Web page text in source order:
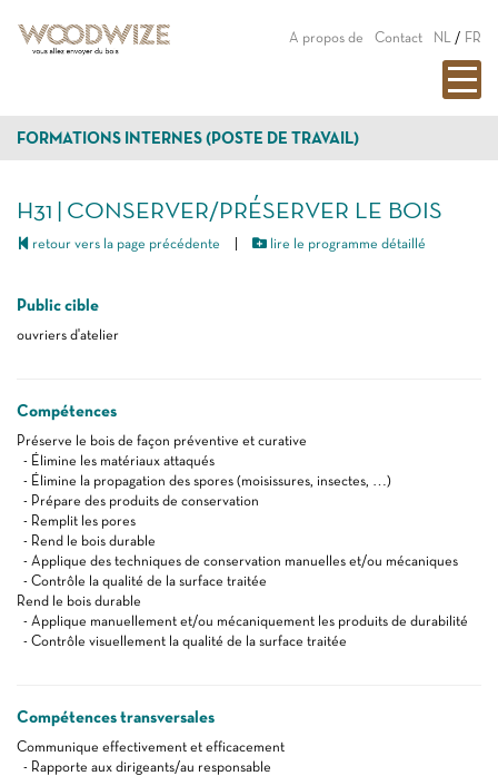
A propos de Contact NL / FR
FORMATIONS INTERNES (POSTE DE TRAVAIL)
H31 | CONSERVER/PRÉSERVER LE BOIS
retour vers la page précédente lire le programme détaillé
Public cible
ouvriers d'atelier
Compétences
Préserve le bois de façon préventive et curative
- Élimine les matériaux attaqués
- Élimine la propagation des spores (moisissures, insectes, …)
- Prépare des produits de conservation
- Remplit les pores
- Rend le bois durable
- Applique des techniques de conservation manuelles et/ou mécaniques
- Contrôle la qualité de la surface traitée
Rend le bois durable
- Applique manuellement et/ou mécaniquement les produits de durabilité
- Contrôle visuellement la qualité de la surface traitée
Compétences transversales
Communique effectivement et efficacement
- Rapporte aux dirigeants/au responsable